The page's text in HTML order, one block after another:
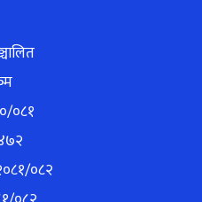
०८१
०८२